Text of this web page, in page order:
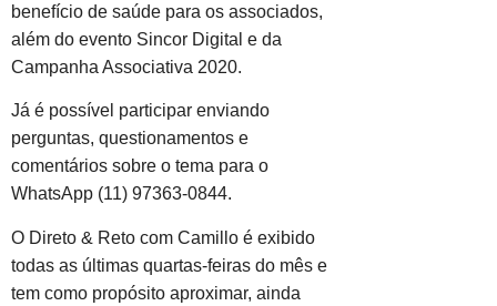
benefício de saúde para os associados,
além do evento Sincor Digital e da
Campanha Associativa 2020.
Já é possível participar enviando
perguntas, questionamentos e
comentários sobre o tema para o
WhatsApp (11) 97363-0844.
O Direto & Reto com Camillo é exibido
todas as últimas quartas-feiras do mês e
tem como propósito aproximar, ainda